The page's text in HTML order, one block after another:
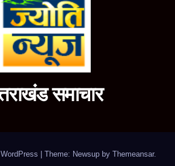
समाचार
Theme: Newsup by Themeansar.